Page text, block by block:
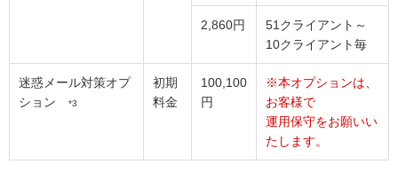
2,860円
51クライアント～
10クライアント毎
迷惑メール対策オプ
ション
*3
初期
料金
100,100
円
※本オプションは、
お客様で
運用保守をお願いい
たします。